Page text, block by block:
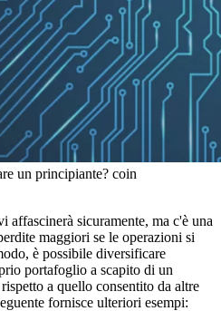
un principiante? coin
sicuramente, ma c'è una
maggiori se le operazioni si
è possibile diversificare
portafoglio a scapito di un
a quello consentito da altre
fornisce ulteriori esempi: